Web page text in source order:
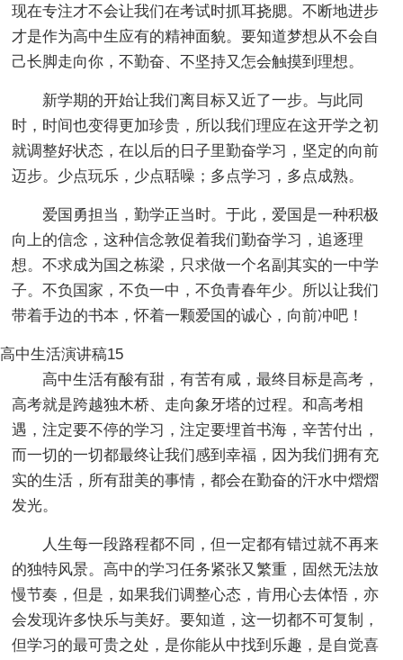
现在专注才不会让我们在考试时抓耳挠腮。不断地进步
才是作为高中生应有的精神面貌。要知道梦想从不会自
己长脚走向你，不勤奋、不坚持又怎会触摸到理想。
新学期的开始让我们离目标又近了一步。与此同
时，时间也变得更加珍贵，所以我们理应在这开学之初
就调整好状态，在以后的日子里勤奋学习，坚定的向前
迈步。少点玩乐，少点聒噪；多点学习，多点成熟。
爱国勇担当，勤学正当时。于此，爱国是一种积极
向上的信念，这种信念敦促着我们勤奋学习，追逐理
想。不求成为国之栋梁，只求做一个名副其实的一中学
子。不负国家，不负一中，不负青春年少。所以让我们
带着手边的书本，怀着一颗爱国的诚心，向前冲吧！
高中生活演讲稿15
高中生活有酸有甜，有苦有咸，最终目标是高考，
高考就是跨越独木桥、走向象牙塔的过程。和高考相
遇，注定要不停的学习，注定要埋首书海，辛苦付出，
而一切的一切都最终让我们感到幸福，因为我们拥有充
实的生活，所有甜美的事情，都会在勤奋的汗水中熠熠
发光。
人生每一段路程都不同，但一定都有错过就不再来
的独特风景。高中的学习任务紧张又繁重，固然无法放
慢节奏，但是，如果我们调整心态，肯用心去体悟，亦
会发现许多快乐与美好。要知道，这一切都不可复制，
但学习的最可贵之处，是你能从中找到乐趣，是自觉喜